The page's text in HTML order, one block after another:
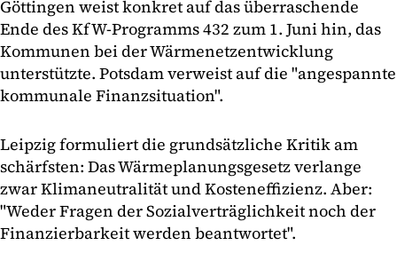
Göttingen weist konkret auf das überraschende
Ende des KfW-Programms 432 zum 1. Juni hin, das
Kommunen bei der Wärmenetzentwicklung
unterstützte. Potsdam verweist auf die "angespannte
kommunale Finanzsituation".
Leipzig formuliert die grundsätzliche Kritik am
schärfsten: Das Wärmeplanungsgesetz verlange
zwar Klimaneutralität und Kosteneffizienz. Aber:
"Weder Fragen der Sozialverträglichkeit noch der
Finanzierbarkeit werden beantwortet".